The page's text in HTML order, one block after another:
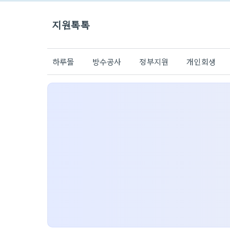
지원톡톡
하루몰 방수공사 정부지원 개인회생